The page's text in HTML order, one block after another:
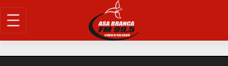
Pular
para